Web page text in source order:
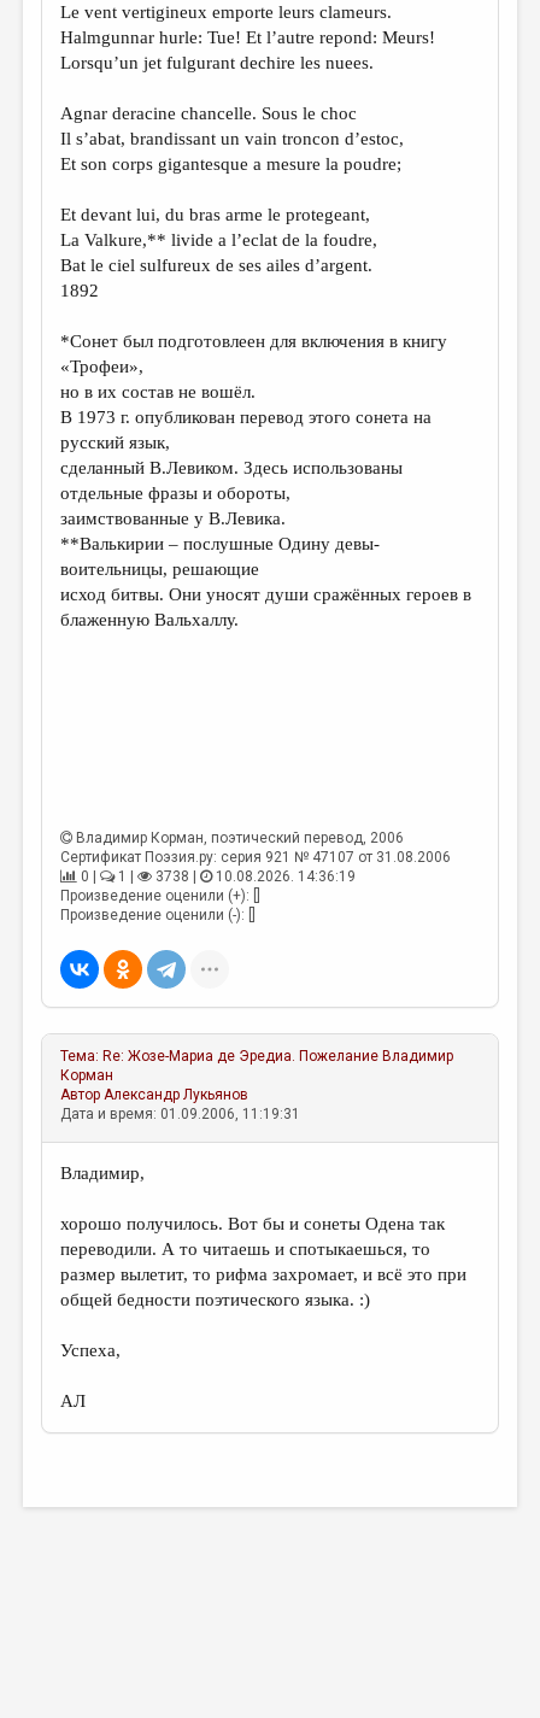
Le vent vertigineux emporte leurs clameurs.
Halmgunnar hurle: Tue! Et l’autre repond: Meurs!
Lorsqu’un jet fulgurant dechire les nuees.
Agnar deracine chancelle. Sous le choc
Il s’abat, brandissant un vain troncon d’estoc,
Et son corps gigantesque a mesure la poudre;
Et devant lui, du bras arme le protegeant,
La Valkure,** livide a l’eclat de la foudre,
Bat le ciel sulfureux de ses ailes d’argent.
1892
*Сонет был подготовлеен для включения в книгу
«Трофеи»,
но в их состав не вошёл.
В 1973 г. опубликован перевод этого сонета на
русский язык,
сделанный В.Левиком. Здесь использованы
отдельные фразы и обороты,
заимствованные у В.Левика.
**Валькирии – послушные Одину девы-
воительницы, решающие
исход битвы. Они уносят души сражённых героев в
блаженную Вальхаллу.
Владимир Корман, поэтический перевод, 2006
Сертификат Поэзия.ру: серия 921 № 47107 от 31.08.2006
0 |
1 | 3738 |
10.08.2026. 14:36:19
Произведение оценили (+): []
Произведение оценили (-): []
Тема: Re: Жозе-Мариа де Эредиа. Пожелание Владимир
Корман
АвторАлександр Лукьянов
Дата и время: 01.09.2006, 11:19:31
Владимир,
хорошо получилось. Вот бы и сонеты Одена так
переводили. А то читаешь и спотыкаешься, то
размер вылетит, то рифма захромает, и всё это при
общей бедности поэтического языка. :)
Успеха,
АЛ